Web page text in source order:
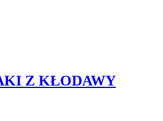
Z KŁODAWY